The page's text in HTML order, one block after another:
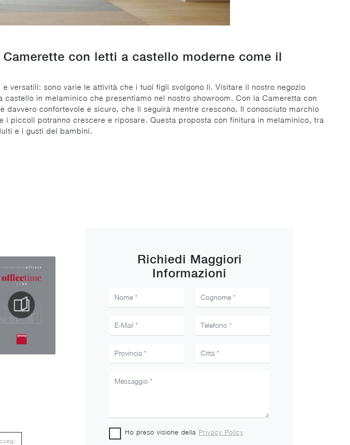
con letti a castello moderne come il
versatili: sono varie le attività che i tuoi figli svolgono lì. Visitare il nostro negozio
in melaminico che presentiamo nel nostro showroom. Con la Cameretta con
confortevole e sicuro, che li seguirà mentre crescono. Il conosciuto marchio
piccoli potranno crescere e riposare. Questa proposta con finitura in melaminico, tra
e i gusti dei bambini.
Richiedi Maggiori
Informazioni
Ho preso visione della Privacy Policy